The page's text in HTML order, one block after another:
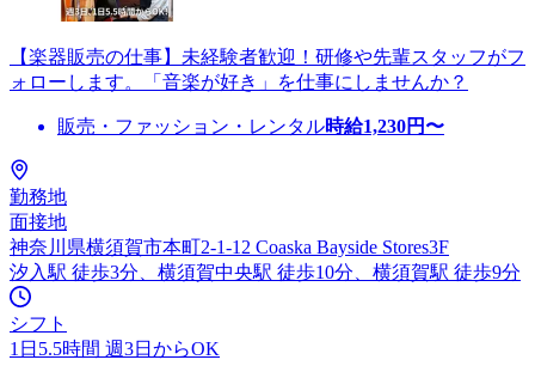
【楽器販売の仕事】未経験者歓迎！研修や先輩スタッフがフ
ォローします。「音楽が好き」を仕事にしませんか？
販売・ファッション・レンタル時給1,230円〜
勤務地
面接地
神奈川県横須賀市本町2-1-12 Coaska Bayside Stores3F
汐入駅 徒歩3分、横須賀中央駅 徒歩10分、横須賀駅 徒歩9分
シフト
1日5.5時間 週3日からOK